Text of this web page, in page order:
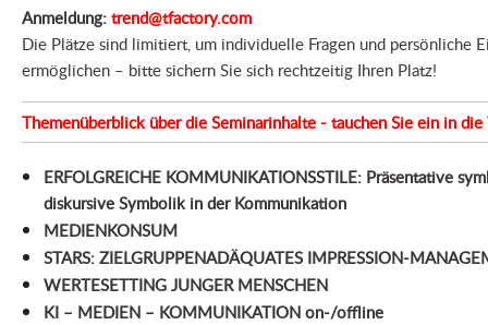
Anmeldung: trend@tfactory.com
Die Plätze sind limitiert, um individuelle Fragen und persönliche
ermöglichen – bitte sichern Sie sich rechtzeitig Ihren Platz!
Themenüberblick über die Seminarinhalte - tauchen Sie ein in
ERFOLGREICHE KOMMUNIKATIONSSTILE: Präsentative
diskursive Symbolik in der Kommunikation
MEDIENKONSUM
STARS: ZIELGRUPPENADÄQUATES IMPRESSION-
WERTESETTING JUNGER MENSCHEN
KI – MEDIEN – KOMMUNIKATION on-/offline